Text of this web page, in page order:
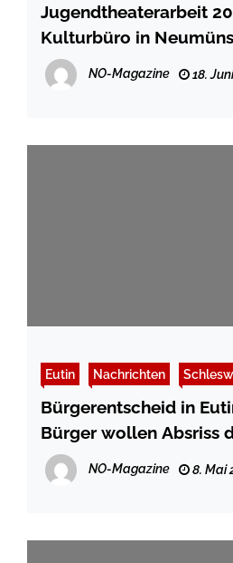
Jugendtheaterarbeit
Kulturbüro in
NO-Magazine 18.
Eutin Nachrichten
Bürgerentscheid in
Bürger wollen Absriss
Gastes
NO-Magazine 8. Mai